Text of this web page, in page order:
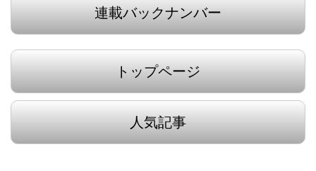
連載バックナンバー
トップページ
人気記事